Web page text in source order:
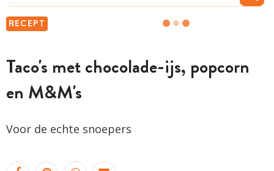
RECEPT
Taco's met chocolade-ijs, popcorn
en M&M's
Voor de echte snoepers
MIJN BEWAARDE RECEPTEN